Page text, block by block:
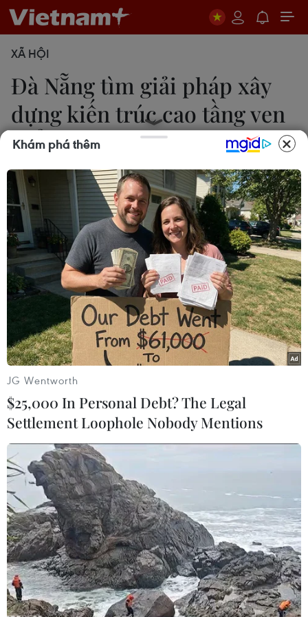
XÃ HỘI
Đà Nẵng tìm giải pháp xây
dựng kiến trúc cao tầng ven
biển
Võ Văn Dũng
04/07/2019 08:07
Kiến trúc sư Lê Vĩnh An, Trưởng khoa Kiến trúc và
Mỹ thuật, Đại học Duy Tân cho rằng cần hình
thành bộ quy tắc xây dựng đô thị ven biển trên nền
tảng quy hoạch phát triển đô thị đã được phê
Quang cảnh buổi tọa đàm. (Ảnh: Văn Dũng/TTXVN)
Kiến trúc sư Lê Vĩnh An, Trưởng khoa Kiến trúc
và Mỹ thuật, Đại học Duy Tân cho rằng cần hình
thành bộ quy tắc xây dựng đô thị ven biển trên
Khám phá thêm
JG Wentworth
$25,000 In Personal Debt? The Legal
Settlement Loophole Nobody Mentions